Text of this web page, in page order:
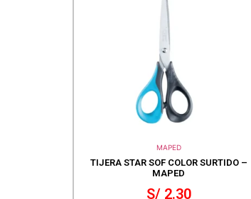
MAPED
TIJERA STAR SOF COLOR SURTIDO –
MAPED
S/2.30